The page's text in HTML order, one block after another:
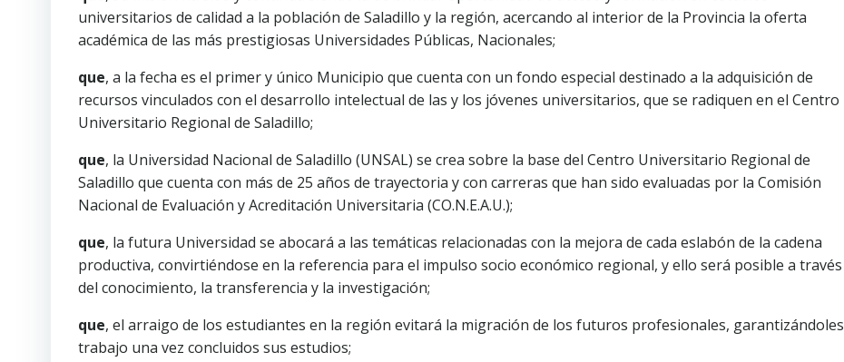
universitarios de calidad a la población de Saladillo y la región, acercando al interior de la Provincia la oferta
académica de las más prestigiosas Universidades Públicas, Nacionales;
que, a la fecha es el primer y único Municipio que cuenta con un fondo especial destinado a la adquisición de
recursos vinculados con el desarrollo intelectual de las y los jóvenes universitarios, que se radiquen en el Centro
Universitario Regional de Saladillo;
que, la Universidad Nacional de Saladillo (UNSAL) se crea sobre la base del Centro Universitario Regional de
Saladillo que cuenta con más de 25 años de trayectoria y con carreras que han sido evaluadas por la Comisión
Nacional de Evaluación y Acreditación Universitaria (CO.N.E.A.U.);
que, la futura Universidad se abocará a las temáticas relacionadas con la mejora de cada eslabón de la cadena
productiva, convirtiéndose en la referencia para el impulso socio económico regional, y ello será posible a través
del conocimiento, la transferencia y la investigación;
que, el arraigo de los estudiantes en la región evitará la migración de los futuros profesionales, garantizándoles
trabajo una vez concluidos sus estudios;